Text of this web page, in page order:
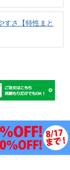
すさ【特性まと